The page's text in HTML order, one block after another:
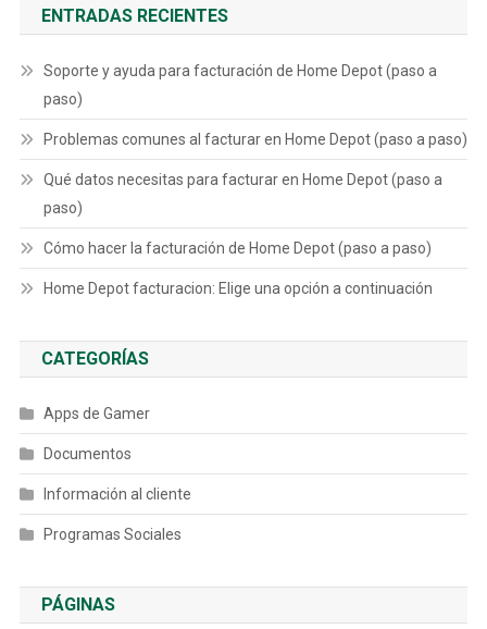
ENTRADAS RECIENTES
Soporte y ayuda para facturación de Home Depot (paso a
paso)
Problemas comunes al facturar en Home Depot (paso a paso)
Qué datos necesitas para facturar en Home Depot (paso a
paso)
Cómo hacer la facturación de Home Depot (paso a paso)
Home Depot facturacion: Elige una opción a continuación
CATEGORÍAS
Apps de Gamer
Documentos
Información al cliente
Programas Sociales
PÁGINAS